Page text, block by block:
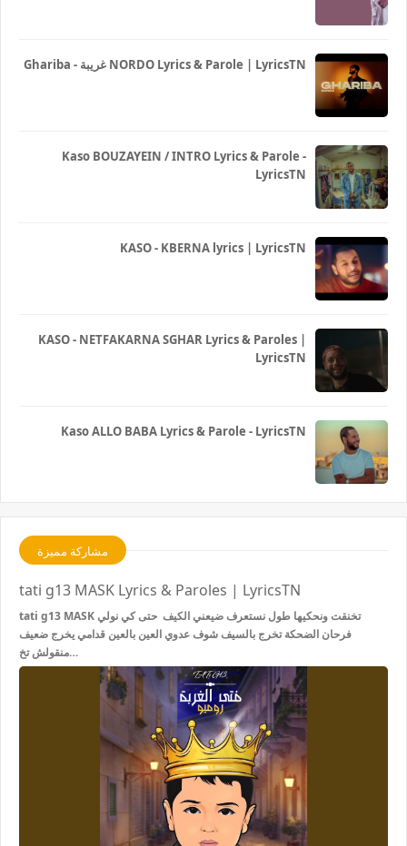
Ghariba - غريبة NORDO Lyrics & Parole | LyricsTN
Kaso BOUZAYEIN / INTRO Lyrics & Parole -
LyricsTN
KASO - KBERNA lyrics | LyricsTN
KASO - NETFAKARNA SGHAR Lyrics & Paroles |
LyricsTN
Kaso ALLO BABA Lyrics & Parole - LyricsTN
مشاركة مميزة
tati g13 MASK Lyrics & Paroles | LyricsTN
tati g13 MASK تخنقت ونحكيها طول نستعرف ضيعني الكيف حتى كي نولي
فرحان الضحكة تخرج بالسيف شوف عدوي العين بالعين قدامي يخرج ضعيف
منقولش تخ…